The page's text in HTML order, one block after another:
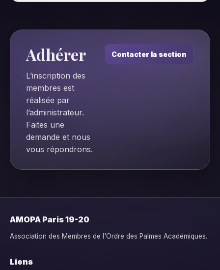
Adhérer
L’inscription des
membres est
réalisée par
l’administrateur.
Faites une
demande et nous
vous répondrons.
Contacter la section
AMOPA Paris 19-20
Association des Membres de l'Ordre des Palmes Académiques.
Liens